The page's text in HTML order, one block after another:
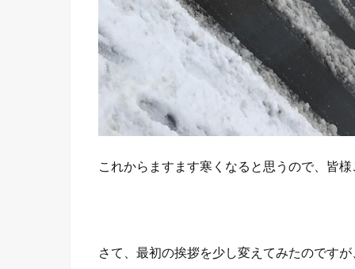
これからますます寒くなると思うので、皆
さて、最初の挨拶を少し変えてみたのです